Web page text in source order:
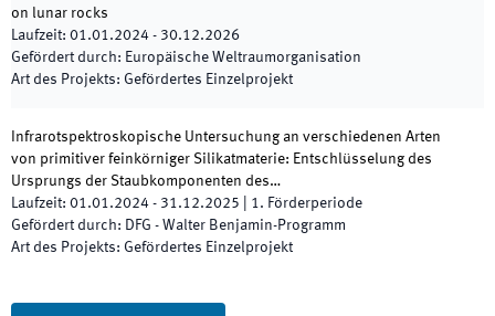
on lunar rocks
Laufzeit: 01.01.2024 - 30.12.2026
Gefördert durch: Europäische Weltraumorganisation
Art des Projekts: Gefördertes Einzelprojekt
Infrarotspektroskopische Untersuchung an verschiedenen Arten
von primitiver feinkörniger Silikatmaterie: Entschlüsselung des
Ursprungs der Staubkomponenten des…
Laufzeit: 01.01.2024 - 31.12.2025 1. Förderperiode
Gefördert durch: DFG - Walter Benjamin-Programm
Art des Projekts: Gefördertes Einzelprojekt